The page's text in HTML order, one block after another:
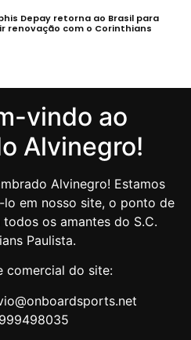
Depay retorna ao Brasil para
renovação com o Corinthians
vindo ao
Alvinegro!
Alvinegro! Estamos
em nosso site, o ponto de
os amantes do S.C.
Paulista.
comercial do site: